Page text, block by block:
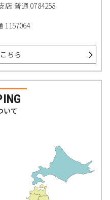
店 普通 0784258
1157064
ちら
いて